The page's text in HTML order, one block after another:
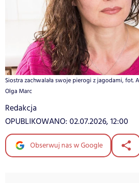
Siostra zachwalała swoje pierogi z jagodami, fot.
Olga Marc
Redakcja
OPUBLIKOWANO: 02.07.2026, 12:00
Obserwuj nas w Google